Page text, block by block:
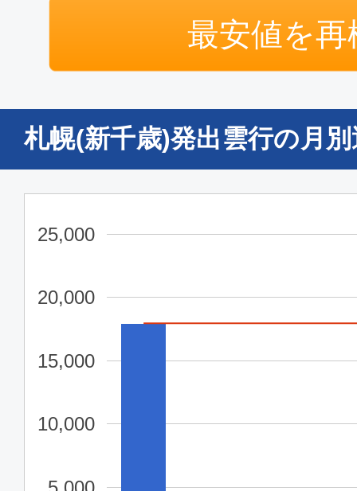
最安値を再
札幌(新千歳)発出雲行の月
10,000
15,000
20,000
25,000